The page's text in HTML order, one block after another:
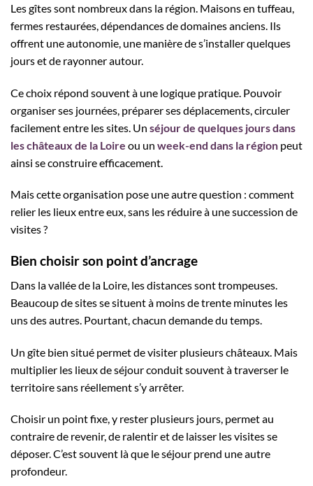
Les gîtes sont nombreux dans la région. Maisons en tuffeau,
fermes restaurées, dépendances de domaines anciens. Ils
offrent une autonomie, une manière de s’installer quelques
jours et de rayonner autour.
Ce choix répond souvent à une logique pratique. Pouvoir
organiser ses journées, préparer ses déplacements, circuler
facilement entre les sites. Un séjour de quelques jours dans
les châteaux de la Loire ou un week-end dans la région peut
ainsi se construire efficacement.
Mais cette organisation pose une autre question : comment
relier les lieux entre eux, sans les réduire à une succession de
visites ?
Bien choisir son point d’ancrage
Dans la vallée de la Loire, les distances sont trompeuses.
Beaucoup de sites se situent à moins de trente minutes les
uns des autres. Pourtant, chacun demande du temps.
Un gîte bien situé permet de visiter plusieurs châteaux. Mais
multiplier les lieux de séjour conduit souvent à traverser le
territoire sans réellement s’y arrêter.
Choisir un point fixe, y rester plusieurs jours, permet au
contraire de revenir, de ralentir et de laisser les visites se
déposer. C’est souvent là que le séjour prend une autre
profondeur.